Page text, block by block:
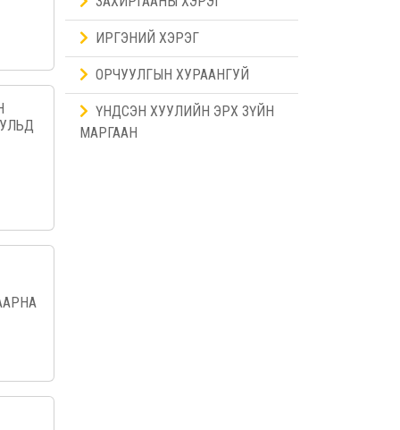
ИРГЭНИЙ ХЭРЭГ
ОРЧУУЛГЫН ХУРААНГУЙ
ҮНДСЭН ХУУЛИЙН ЭРХ ЗҮЙН
МАРГААН